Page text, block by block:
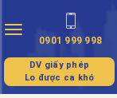
Toggle
navigation
0901 999 998
DV giấy phép
Lo được ca khó